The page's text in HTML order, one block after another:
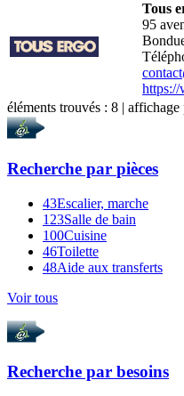
Tous
95
https://
éléments trouvés : 8 | affichage
Recherche par pièces
43Escalier, marche
123Salle de bain
100Cuisine
46Toilette
48Aide aux transferts
Voir tous
Recherche par besoins